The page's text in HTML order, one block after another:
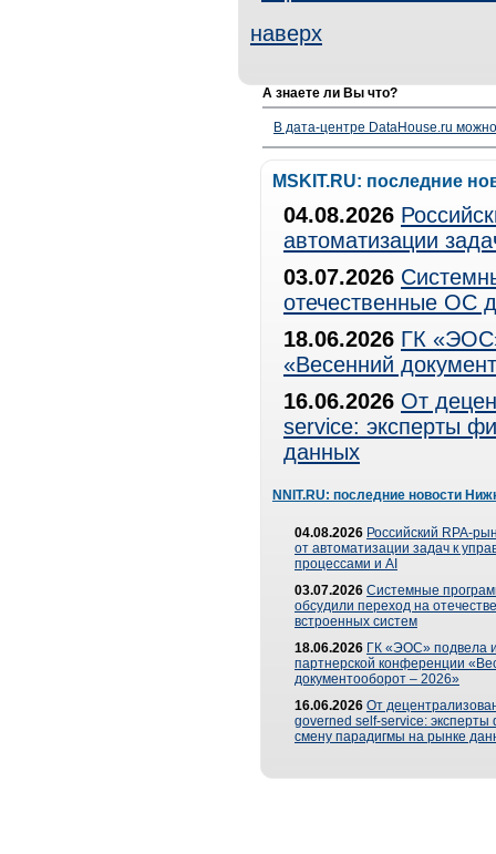
наверх
А знаете ли Вы что?
В дата-центре DataHouse.ru
MSKIT.RU: последние
04.08.2026
автоматизации
03.07.2026
отечественные ОС
18.06.2026 ГК
«Весенний
16.06.2026 От
service: эксперты
данных
NNIT.RU: последние новости
04.08.2026 Российский RPA-
от автоматизации задач к
процессами и AI
03.07.2026 Системные
обсудили переход на
встроенных систем
18.06.2026 ГК «ЭОС» подвела
партнерской конференции
документооборот – 2026»
16.06.2026 От
governed self-service: эксперты
смену парадигмы на рынке